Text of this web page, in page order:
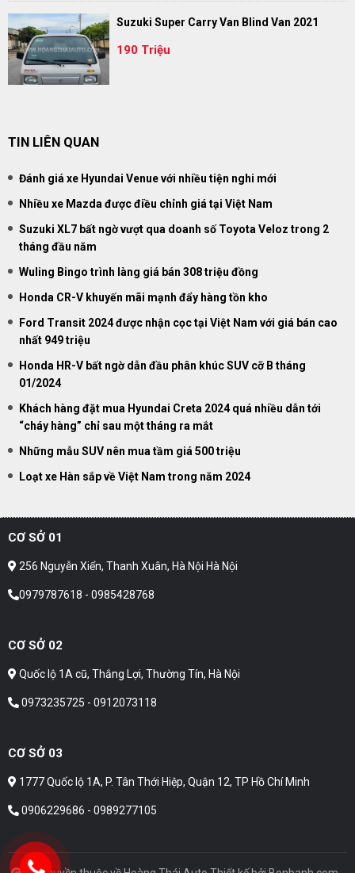
Suzuki Super Carry Van Blind Van 2021
190 Triệu
TIN LIÊN QUAN
Đánh giá xe Hyundai Venue với nhiều tiện nghi mới
Nhiều xe Mazda được điều chỉnh giá tại Việt Nam
Suzuki XL7 bất ngờ vượt qua doanh số Toyota Veloz trong 2
tháng đầu năm
Wuling Bingo trình làng giá bán 308 triệu đồng
Honda CR-V khuyến mãi mạnh đẩy hàng tồn kho
Ford Transit 2024 được nhận cọc tại Việt Nam với giá bán cao
nhất 949 triệu
Honda HR-V bất ngờ dẫn đầu phân khúc SUV cỡ B tháng
01/2024
Khách hàng đặt mua Hyundai Creta 2024 quá nhiều dẫn tới
“cháy hàng” chỉ sau một tháng ra mắt
Những mẫu SUV nên mua tầm giá 500 triệu
Loạt xe Hàn sắp về Việt Nam trong năm 2024
CƠ SỞ 01
256 Nguyễn Xiển, Thanh Xuân, Hà Nội Hà Nội
0979787618 - 0985428768
CƠ SỞ 02
Quốc lộ 1A cũ, Thắng Lợi, Thường Tín, Hà Nội
0973235725 - 0912073118
CƠ SỞ 03
1777 Quốc lộ 1A, P. Tân Thới Hiệp, Quận 12, TP Hồ Chí Minh
0906229686 - 0989277105